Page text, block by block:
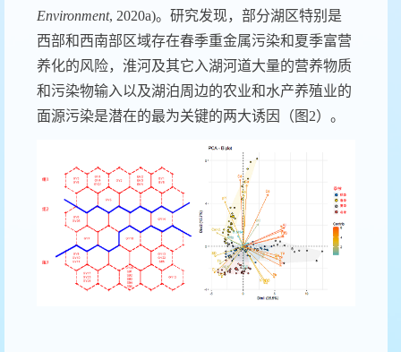
Environment, 2020a)。研究发现，部分湖区特别是
西部和西南部区域存在春季重金属污染和夏季富营
养化的风险，淮河及其它入湖河道大量的营养物质
和污染物输入以及湖泊周边的农业和水产养殖业的
面源污染是潜在的最为关键的两大诱因（图 2）。